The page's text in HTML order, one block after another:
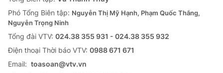
Phó Tổng Biên tập: Nguyễn Thị Mỹ Hạnh, Phạm Quốc Thắng,
Nguyễn Trọng Ninh
Tổng đài VTV: 024.38 355 931 - 024.38 355 932
Ðiện thoại Thời báo VTV: 0988 671 671
Email: toasoan@vtv.vn